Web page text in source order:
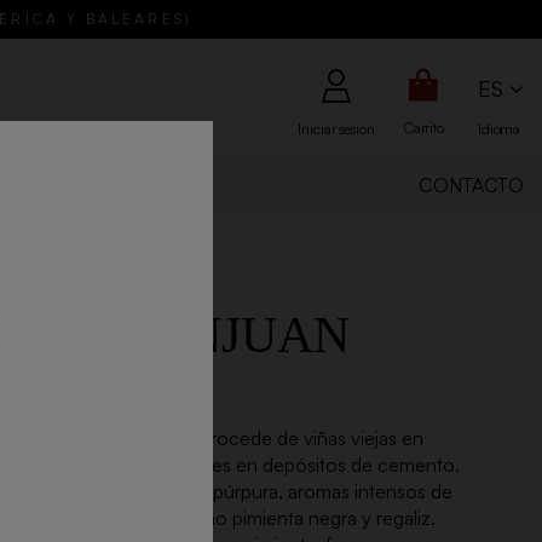
Y BALEARES)
Iniciar sesión Carrito
ES
Idioma
CONTACTO
DE SANJUAN
Tinto, 100% Bobal, procede de viñas viejas en
y madurado 10 meses en depósitos de cemento.
rojo granate con ribete púrpura, aromas intensos de
violetas y especias como pimienta negra y regaliz.